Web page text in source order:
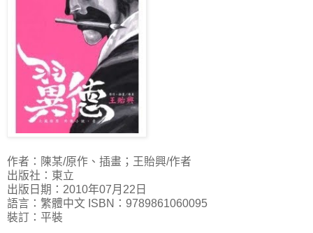
作者：陳某/原作、插畫；王貽興/作者
出版社：東立
出版日期：2010年07月22日
語言：繁體中文 ISBN：9789861060095
裝訂：平裝